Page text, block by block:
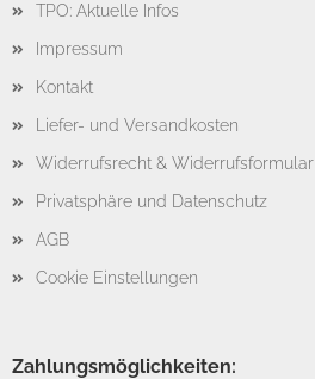
TPO: Aktuelle Infos
Impressum
Kontakt
Liefer- und Versandkosten
Widerrufsrecht & Widerrufsformular
Privatsphäre und Datenschutz
AGB
Cookie Einstellungen
Zahlungsmöglichkeiten: